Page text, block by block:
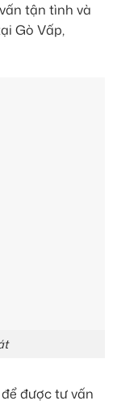
tận tình và
Gò Vấp,
để được tư vấn